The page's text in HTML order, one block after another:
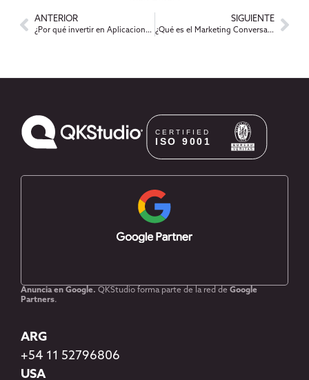
ANTERIOR
¿Por qué invertir en Aplicaciones para tu marca?
SIGUIENTE
¿Qué es el Marketing Conversacional?
Anuncia en Google. QKStudio forma parte de la red de Google
Partners.
ARG
+54 11 52796806
USA